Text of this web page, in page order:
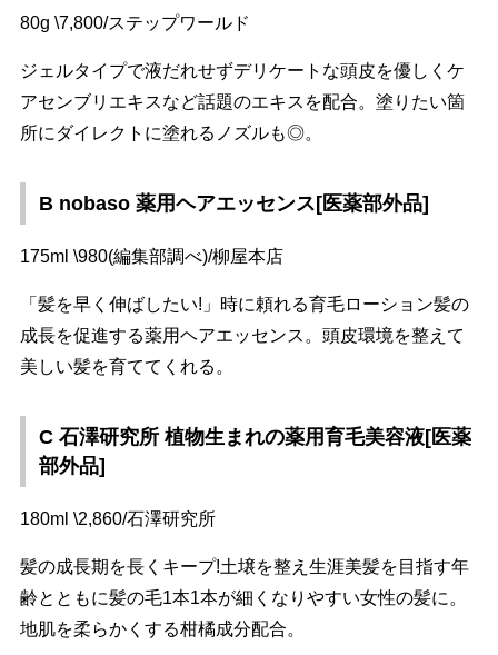
80g \7,800/ステップワールド
ジェルタイプで液だれせずデリケートな頭皮を優しくケ
アセンブリエキスなど話題のエキスを配合。塗りたい箇
所にダイレクトに塗れるノズルも◎。
B nobaso 薬用ヘアエッセンス[医薬部外品]
175ml \980(編集部調べ)/柳屋本店
「髪を早く伸ばしたい!」時に頼れる育毛ローション髪の
成長を促進する薬用ヘアエッセンス。頭皮環境を整えて
美しい髪を育ててくれる。
C 石澤研究所 植物生まれの薬用育毛美容液[医薬
部外品]
180ml \2,860/石澤研究所
髪の成長期を長くキープ!土壌を整え生涯美髪を目指す年
齢とともに髪の毛1本1本が細くなりやすい女性の髪に。
地肌を柔らかくする柑橘成分配合。